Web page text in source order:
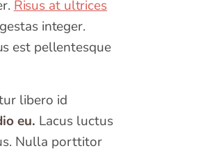
Risus at ultrices
integer.
est pellentesque
libero id
eu. Lacus luctus
Nulla porttitor